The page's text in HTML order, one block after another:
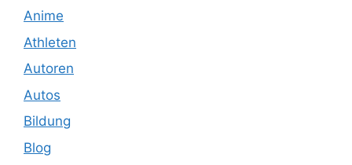
Anime
Athleten
Autoren
Autos
Bildung
Blog